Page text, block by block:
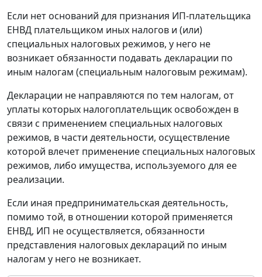
Если нет оснований для признания ИП-плательщика
ЕНВД плательщиком иных налогов и (или)
специальных налоговых режимов, у него не
возникает обязанности подавать декларации по
иным налогам (специальным налоговым режимам).
Декларации не направляются по тем налогам, от
уплаты которых налогоплательщик освобожден в
связи с применением специальных налоговых
режимов, в части деятельности, осуществление
которой влечет применение специальных налоговых
режимов, либо имущества, используемого для ее
реализации.
Если иная предпринимательская деятельность,
помимо той, в отношении которой применяется
ЕНВД, ИП не осуществляется, обязанности
представления налоговых деклараций по иным
налогам у него не возникает.